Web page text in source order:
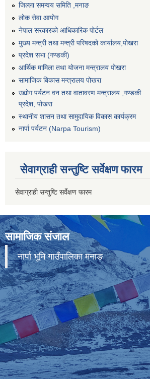
जिल्ला समन्वय समिति ,मनाङ
लोक सेवा आयोग
नेपाल सरकारको आधिकारिक पोर्टल
मुख्य मन्त्री तथा मन्त्री परिषदको कार्यालय,पोखरा
प्रदेश सभा (गण्डकी)
आर्थिक मामिला तथा योजना मन्त्रालय पोखरा
सामाजिक बिकास मन्त्रालय पोखरा
उद्योग पर्यटन वन तथा वातावरण मन्त्रालय ,गण्डकी
प्रदेश, पोखरा
स्थानीय शासन तथा सामुदायिक विकास कार्यक्रम
नार्पा पर्यटन (Narpa Tourism)
सेवाग्राही सन्तुष्टि सर्वेक्षण फारम
सेवाग्राही सन्तुष्टि सर्वेक्षण फारम
सामाजिक संजाल
नार्पा भूमि गाउँपालिका मनाङ